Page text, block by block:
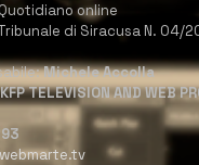
online
di Siracusa N. 04/
Michele Accolla
KFP TELEVISION AND WEB